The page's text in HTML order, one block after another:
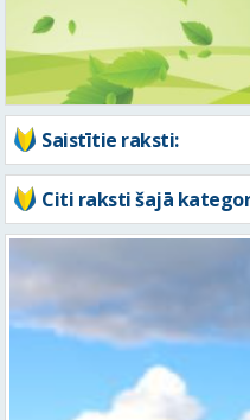
Saistītie raksti:
Citi raksti šajā